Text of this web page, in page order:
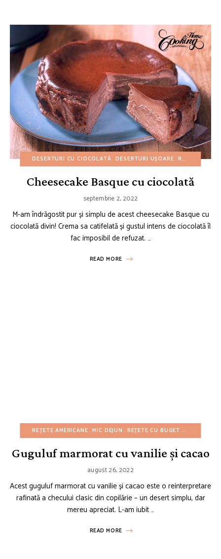
DESERTURI CU CIOCOLATĂ DESERTURI UȘOARE REȚETE DE CHEESECAKE
Cheesecake Basque cu ciocolată
septembrie 2, 2022
M-am îndrăgostit pur și simplu de acest cheesecake Basque cu
ciocolată divin! Crema sa catifelată și gustul intens de ciocolată îl
fac imposibil de refuzat. …
READ MORE
REȚETE AMERICANE MIC DEJUN REȚETE CU BUGET REDUS
Guguluf marmorat cu vanilie și cacao
august 26, 2022
Acest guguluf marmorat cu vanilie și cacao este o reinterpretare
rafinată a checului clasic din copilărie – un desert simplu, dar
mereu apreciat. L-am iubit …
READ MORE